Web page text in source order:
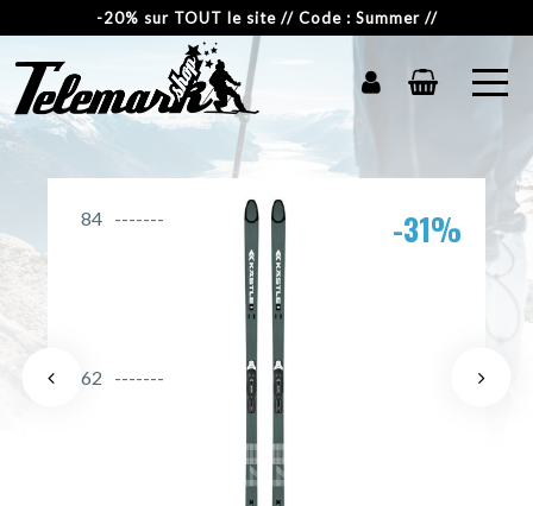
-20% sur TOUT le site // Code : Summer //
84
62
-31%